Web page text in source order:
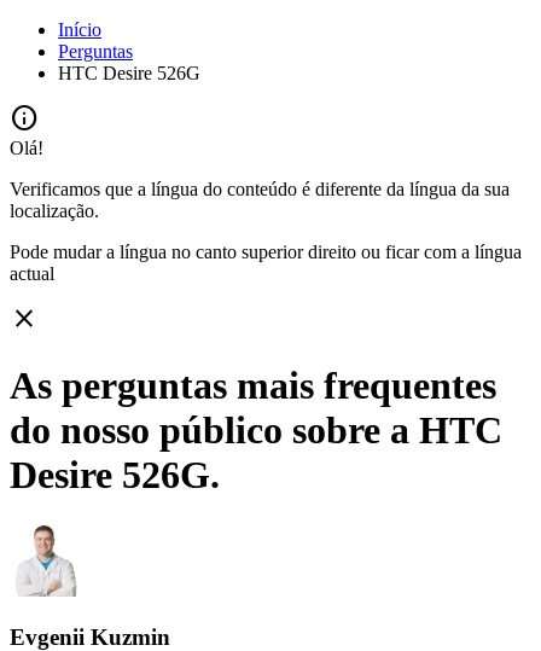
Início
Perguntas
HTC Desire 526G
info
Olá!
Verificamos que a língua do conteúdo é diferente da língua da sua
localização.
Pode mudar a língua no canto superior direito ou ficar com a língua
actual
close
As perguntas mais frequentes
do nosso público sobre a HTC
Desire 526G.
Evgenii Kuzmin